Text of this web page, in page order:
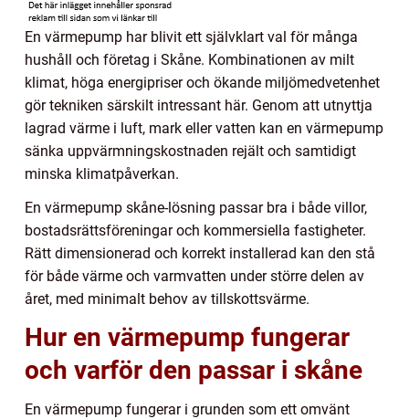
En värmepump har blivit ett självklart val för många
hushåll och företag i Skåne. Kombinationen av milt
klimat, höga energipriser och ökande miljömedvetenhet
gör tekniken särskilt intressant här. Genom att utnyttja
lagrad värme i luft, mark eller vatten kan en värmepump
sänka uppvärmningskostnaden rejält och samtidigt
minska klimatpåverkan.
En värmepump skåne-lösning passar bra i både villor,
bostadsrättsföreningar och kommersiella fastigheter.
Rätt dimensionerad och korrekt installerad kan den stå
för både värme och varmvatten under större delen av
året, med minimalt behov av tillskottsvärme.
Hur en värmepump fungerar
och varför den passar i skåne
En värmepump fungerar i grunden som ett omvänt